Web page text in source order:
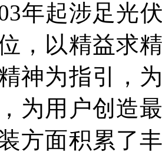
年起涉足光
，以精益求
神为指引，
为用户创造
方面积累了